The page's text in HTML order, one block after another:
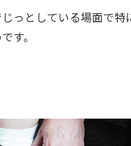
っとしている場面で
す。